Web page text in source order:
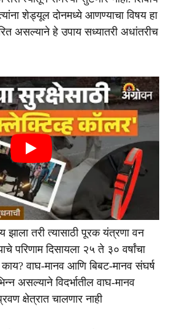
शेड्यूल दोनमध्ये आणण्याचा विषय हा
असल्याने हे उपाय सध्यातरी अधांतरीच
झाला तरी त्यासाठी पूरक यंत्रणा वन
परिणाम दिसायला २५ ते ३० वर्षांचा
काय? वाघ-मानव आणि बिबट-मानव संघर्ष
असल्याने विदर्भातील वाघ-मानव
क्षेत्रात चालणार नाही